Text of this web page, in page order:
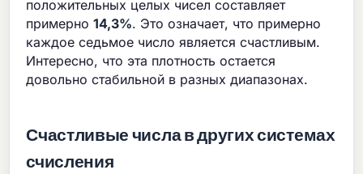
положительных целых чисел составляет
примерно14,3%. Это означает, что примерно
каждое седьмое число является счастливым.
Интересно, что эта плотность остается
довольно стабильной в разных диапазонах.
Счастливые числа в других системах
счисления